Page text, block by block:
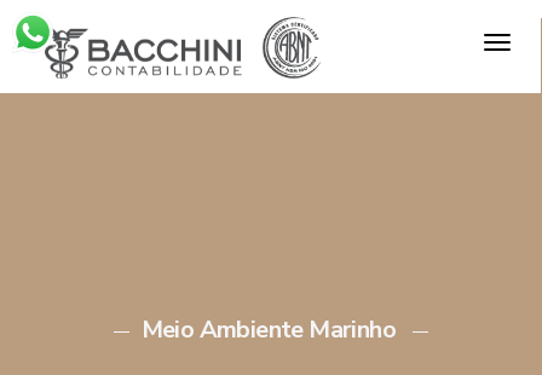
Skip
to
content
×
Meio Ambiente Marinho